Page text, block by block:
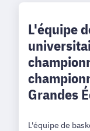
L'équipe
Grandes
L'équipe de